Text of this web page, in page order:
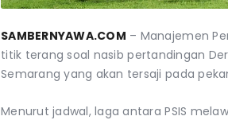
SAMBERNYAWA.COM – Manajemen
titik terang soal nasib pertandingan
Semarang yang akan tersaji pada
Menurut jadwal, laga antara PSIS